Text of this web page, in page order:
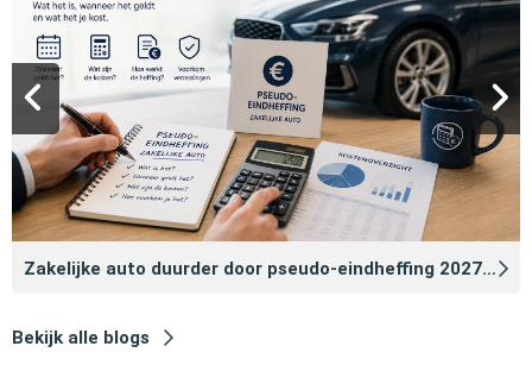
Zakelijke auto duurder door pseudo‑eindheffing 2027: zo voorkomt u dat
Bekijk alle blogs